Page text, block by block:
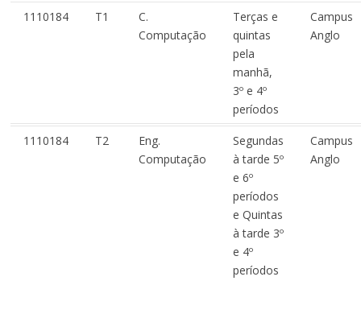
1110184 T1
C.
Computação
Terças e
quintas
pela
manhã,
3º e 4º
períodos
Campus
Anglo
1110184 T2
Eng.
Computação
Segundas
à tarde 5º
e 6º
períodos
e Quintas
à tarde 3º
e 4º
períodos
Campus
Anglo